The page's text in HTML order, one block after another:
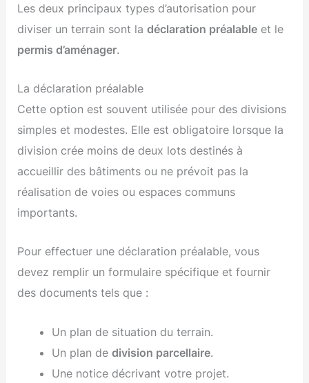
Les deux principaux types d’autorisation pour
diviser un terrain sont ladéclaration préalable et le
permis d’aménager.
La déclaration préalable
Cette option est souvent utilisée pour des divisions
simples et modestes. Elle est obligatoire lorsque la
division crée moins de deux lots destinés à
accueillir des bâtiments ou ne prévoit pas la
réalisation de voies ou espaces communs
importants.
Pour effectuer une déclaration préalable, vous
devez remplir un formulaire spécifique et fournir
des documents tels que :
Un plan de situation du terrain.
Un plan de division parcellaire.
Une notice décrivant votre projet.